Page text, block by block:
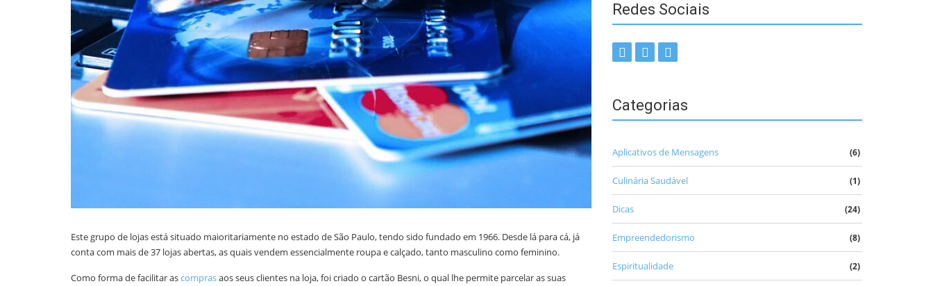
Este grupo de lojas está situado maioritariamente no estado de São Paulo, tendo sido fundado em 1966. Desde lá para cá, já
conta com mais de 37 lojas abertas, as quais vendem essencialmente roupa e calçado, tanto masculino como feminino.
Como forma de facilitar ascomprasaos seus clientes na loja, foi criado o cartão Besni, o qual lhe permite parcelar as suas
Redes Sociais
Categorias
Aplicativos de Mensagens (6)
Culinária Saudável (1)
Dicas (24)
Empreendedorismo (8)
Espiritualidade (2)